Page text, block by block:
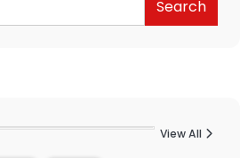
Search
View All